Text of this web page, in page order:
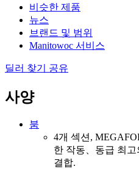
비슷한 제품
뉴스
브랜드 및 범위
Manitowoc 서비스
딜러 찾기 공유
사양
붐
4개 섹션,
한 작동、동급 최
결합.